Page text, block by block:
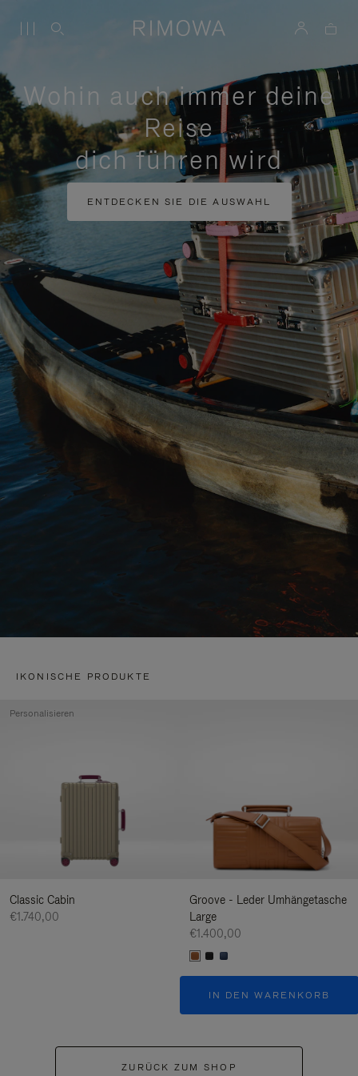
Wohin auch immer deine
Reise
dich führen wird
ENTDECKEN SIE DIE AUSWAHL
IKONISCHE PRODUKTE
Classic Cabin
€1.740,00
Personalisieren
Groove - Leder Umhängetasche
Large
€1.400,00
IN DEN WARENKORB
ZURÜCK ZUM SHOP